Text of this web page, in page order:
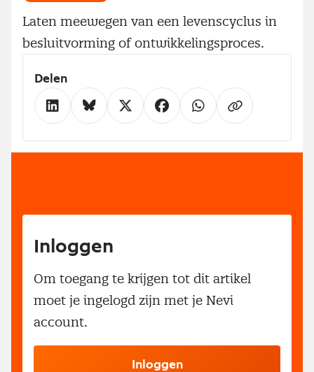
Laten meewegen van een levenscyclus in
besluitvorming of ontwikkelingsproces.
Delen
Inloggen
Om toegang te krijgen tot dit artikel
moet je ingelogd zijn met je Nevi
account.
Inloggen